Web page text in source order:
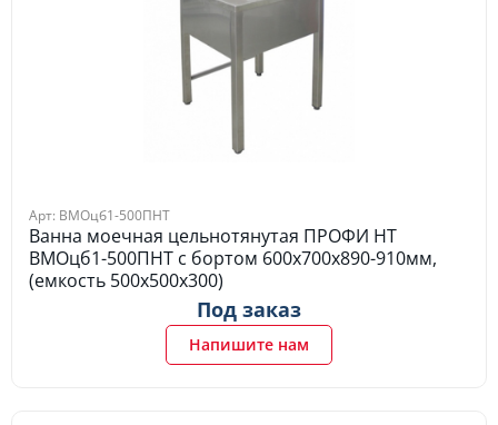
Арт: ВМОцб1-500ПНТ
Ванна моечная цельнотянутая ПРОФИ НТ
ВМОцб1-500ПНТ с бортом 600х700х890-910мм,
(емкость 500х500х300)
Под заказ
Напишите нам